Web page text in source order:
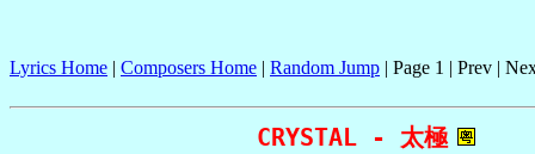
Lyrics Home | Composers Home | Random Jump | Page 1 | Prev |
CRYSTAL - 太極